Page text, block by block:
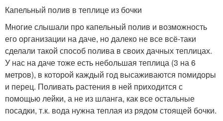
Капельный полив в теплице из бочки
Многие слышали про капельный полив и возможность
его организации на даче, но далеко не все всё-таки
сделали такой способ полива в своих дачных теплицах.
У нас на даче тоже есть небольшая теплица (3 на 6
метров), в которой каждый год высаживаются помидоры
и перец. Поливать растения в ней приходится с
помощью лейки, а не из шланга, как все остальные
посадки, т.к. вода нужна теплая из рядом стоящей бочки.